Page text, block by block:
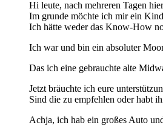
Hi leute, nach mehreren Tagen
Im grunde möchte ich mir ein
Ich hätte weder das Know-How
Ich war und bin ein absoluter
Das ich eine gebrauchte alte
Jetzt bräuchte ich eure
Sind die zu empfehlen oder habt
Achja, ich hab ein großes Auto